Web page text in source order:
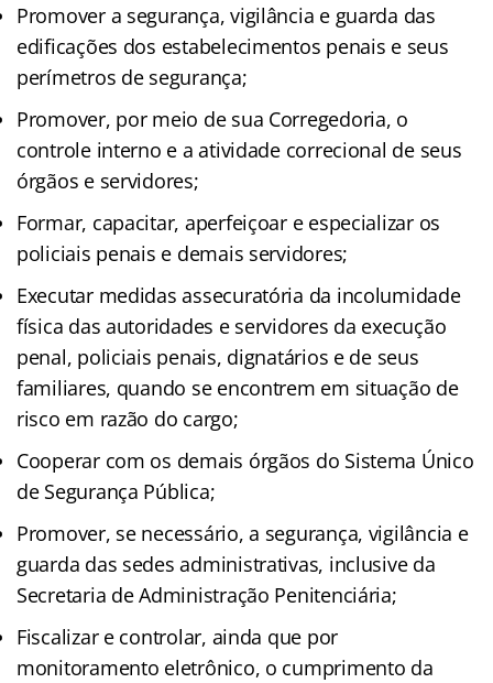
Promover a segurança, vigilância e guarda das
edificações dos estabelecimentos penais e seus
perímetros de segurança;
Promover, por meio de sua Corregedoria, o
controle interno e a atividade correcional de seus
órgãos e servidores;
Formar, capacitar, aperfeiçoar e especializar os
policiais penais e demais servidores;
Executar medidas assecuratória da incolumidade
física das autoridades e servidores da execução
penal, policiais penais, dignatários e de seus
familiares, quando se encontrem em situação de
risco em razão do cargo;
Cooperar com os demais órgãos do Sistema Único
de Segurança Pública;
Promover, se necessário, a segurança, vigilância e
guarda das sedes administrativas, inclusive da
Secretaria de Administração Penitenciária;
Fiscalizar e controlar, ainda que por
monitoramento eletrônico, o cumprimento da